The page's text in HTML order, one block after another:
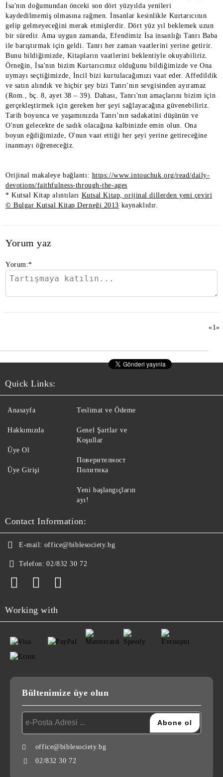
İsa'nın doğumundan önceki son dört yüzyılda yenileri
kaydedilmemiş olmasına rağmen. İnsanlar kesinlikle Kurtarıcının
gelip gelmeyeceğini merak etmişlerdir. Dört yüz yıl beklemek uzun
bir süredir. Ama uygun zamanda, Efendimiz İsa insanlığı Tanrı Baba
ile barıştırmak için geldi. Tanrı her zaman vaatlerini yerine getirir.
Bunu bildiğimizde, Kitapların vaatlerini beklentiyle okuyabiliriz.
Örneğin, İsa'nın bizim Kurtarıcımız olduğunu bildiğimizde ve Ona
uymayı seçtiğimizde, İncil bizi kurtulacağımızı vaat eder. Affedildik
ve satın alındık ve hiçbir şey bizi Tanrı'nın sevgisinden ayıramaz
(Rom., bç. 8, ayet 38 – 39). Dahası, Tanrı'nın amaçlarını bizim için
gerçekleştirmek için gereken her şeyi sağlayacağına güvenebiliriz.
Tarih boyunca ve yaşamınızda Tanrı'nın sadakatini düşünün ve
O'nun gelecekte de sadık olacağına kalbinizde emin olun. Ona
boyun eğdiğimizde, O'nun vaat ettiği her şeyi yerine getireceğine
inanmayı öğreneceğiz.
Orijinal makaleye bağlantı: https://www.intouchuk.org/read/daily-
devotions/faithfulness-through-the-ages
* Kutsal Kitap alıntıları Kutsal Kitap, orijinal dillerden yeni çeviri
© Bulgar Kutsal Kitap Derneği 2013 kaynaklıdır.
Yorum yaz
Yorum:*
«1»
Quick Links:
Anasayfa
Hakkımızda
Üye Ol
Üye Girişi
Teslimat ve Ödeme
Genel Şartlar ve
Koşullar
Поверителност
Политика
Yeni başlangıçların
ayı!
Contact Information:
E-mail: office@biblesociety.bg
Telefon: 02/832 30 72
Working with
Bültenimize üye olun
office@biblesociety.bg
02/832 30 72